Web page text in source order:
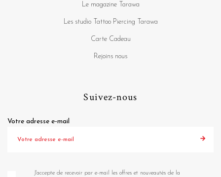
Le magazine Tarawa
Les studio Tattoo Piercing Tarawa
Carte Cadeau
Rejoins nous
Suivez-nous
Votre adresse e-mail
J'accepte de recevoir par e-mail les offres et nouveautés de la